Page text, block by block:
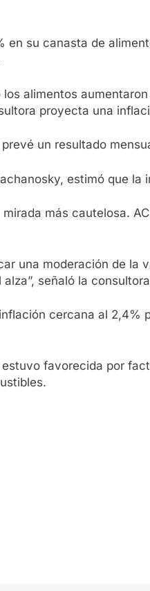
en su canasta de
alimentos
proyecta una
un resultado
estimó que
más cautelosa.
una moderación de
señaló la
cercana al
favorecida por